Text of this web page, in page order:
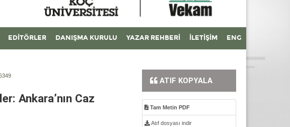
EDİTÖRLER DANIŞMA KURULU YAZAR REHBERİ İLETİŞİM ENG
Ankara’nın Caz
ATIF KOPYALA
Tam Metin PDF
Atıf dosyası indir